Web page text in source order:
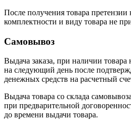
После получения товара претензии
комплектности и виду товара не
Самовывоз
Выдача заказа, при наличии товара
на следующий день после
денежных средств на расчетный
Выдача товара со склада
при предварительной
до времени выдачи товара.